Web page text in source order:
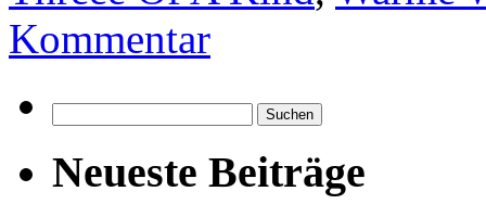
Kommentar
nach:
Neueste Beiträge